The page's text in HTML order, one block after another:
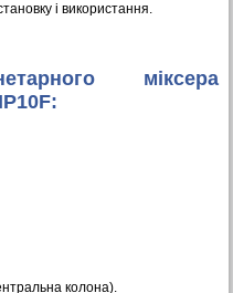
і використання.
міксера
колона).